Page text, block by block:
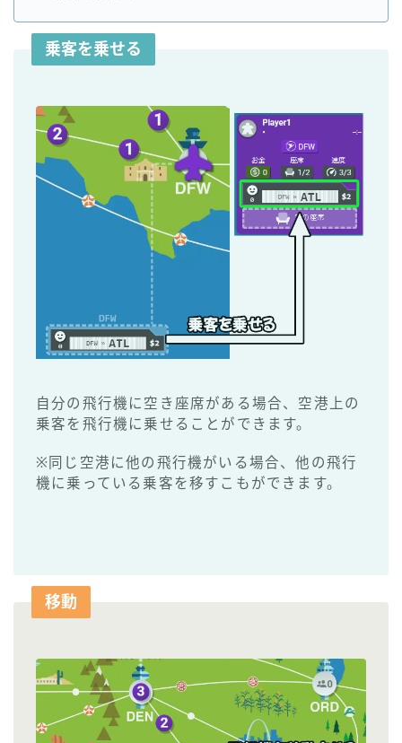
乗客を乗せる
自分の飛行機に空き座席がある場合、空港上の
乗客を飛行機に乗せることができます。
※同じ空港に他の飛行機がいる場合、他の飛行
機に乗っている乗客を移すこもができます。
移動